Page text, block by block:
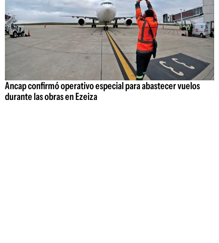
Ancap confirmó operativo especial para abastecer vuelos
durante las obras en Ezeiza